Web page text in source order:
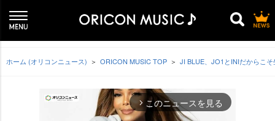
ホーム (オリコンニュース) ORICON MUSIC TOP JI BLUE、JO1とINIだからこ
arrow_forward_ios このニュースを見る